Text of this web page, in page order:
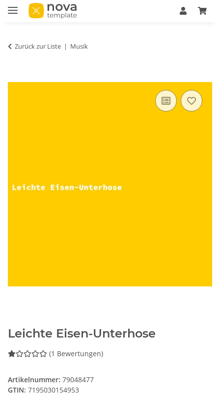
Zurück zur Liste Musik
Leichte Eisen-Unterhose
(1 Bewertungen)
Artikelnummer: 79048477
GTIN: 7195030154953